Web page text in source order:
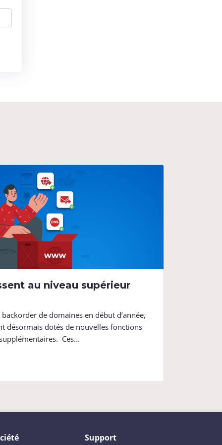
au niveau supérieur
de domaines en début d’année,
désormais dotés de nouvelles fonctions
Ces...
Support